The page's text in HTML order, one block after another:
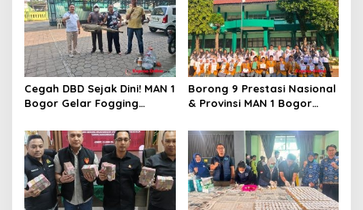
Cegah DBD Sejak Dini! MAN 1
Bogor Gelar Fogging
Belajar yang Aman
Borong 9 Prestasi Nasional
& Provinsi MAN 1 Bogor
2026/2027 degan Gemilang